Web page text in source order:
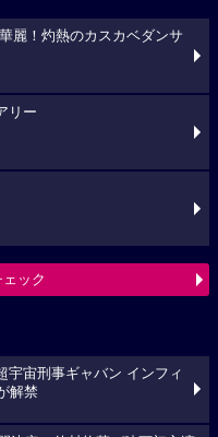
麗！灼熱のカスカベダンサ
リー
ック
宇宙刑事ギャバン インフィ
解禁